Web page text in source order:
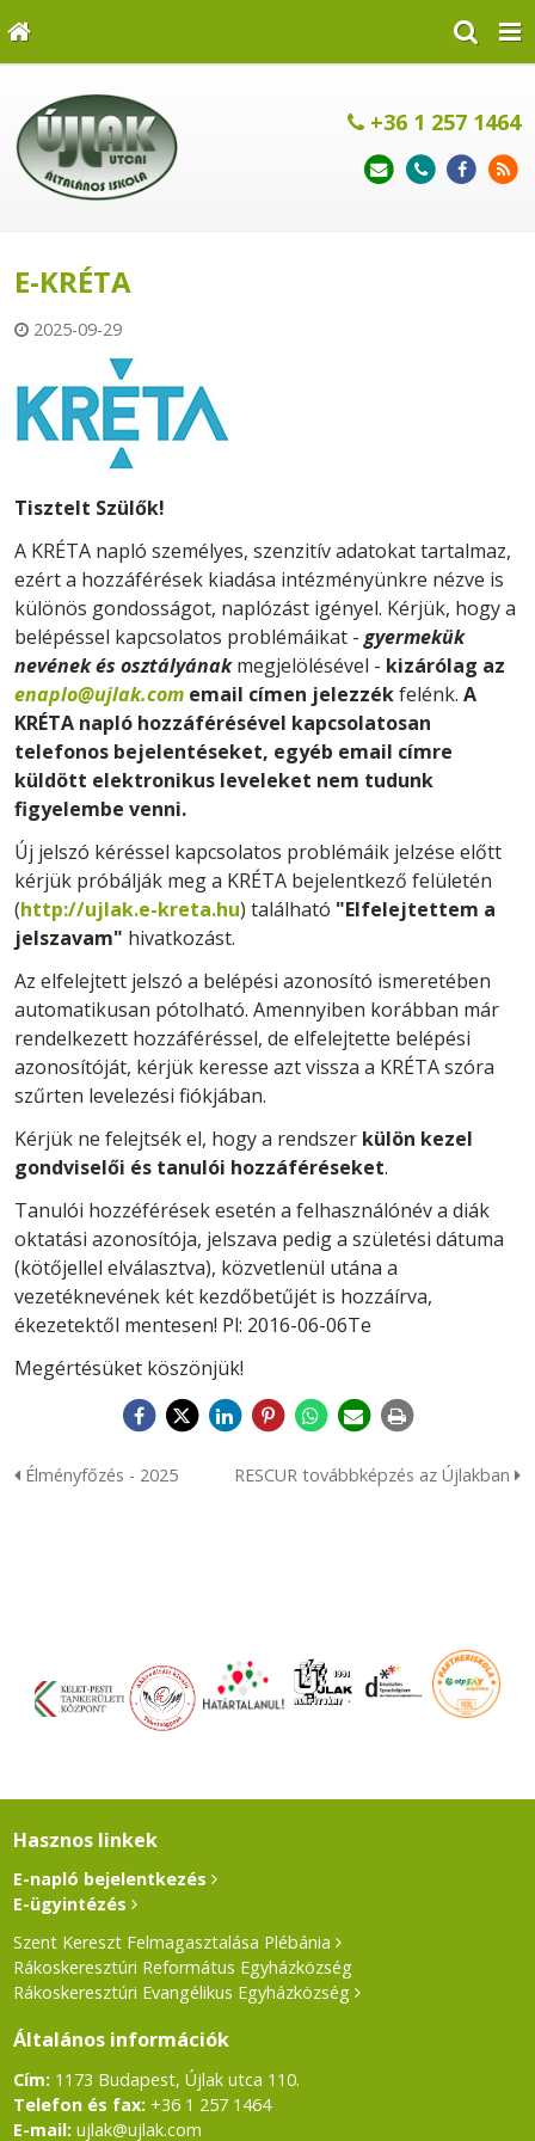
+36 1 257 1464
E-KRÉTA
2025-09-29
Tisztelt Szülők!
A KRÉTA napló személyes, szenzitív adatokat tartalmaz,
ezért a hozzáférések kiadása intézményünkre nézve is
különös gondosságot, naplózást igényel. Kérjük, hogy a
belépéssel kapcsolatos problémáikat - gyermekük
nevének és osztályánakmegjelölésével - kizárólag az
enaplo@ujlak.com email címen jelezzékfelénk. A
KRÉTA napló hozzáférésével kapcsolatosan
telefonos bejelentéseket, egyéb email címre
küldött elektronikus leveleket nem tudunk
figyelembe venni.
Új jelszó kéréssel kapcsolatos problémáik jelzése előtt
kérjük próbálják meg a KRÉTA bejelentkező felületén
(http://ujlak.e-kreta.hu) található "Elfelejtettem a
jelszavam" hivatkozást.
Az elfelejtett jelszó a belépési azonosító ismeretében
automatikusan pótolható. Amennyiben korábban már
rendelkezett hozzáféréssel, de elfelejtette belépési
azonosítóját, kérjük keresse azt vissza a KRÉTA szóra
szűrten levelezési fiókjában.
Kérjük ne felejtsék el, hogy a rendszer külön kezel
gondviselői és tanulói hozzáféréseket.
Tanulói hozzéférések esetén a felhasználónév a diák
oktatási azonosítója, jelszava pedig a születési dátuma
(kötőjellel elválasztva), közvetlenül utána a
vezetéknevének két kezdőbetűjét is hozzáírva,
ékezetektől mentesen! Pl: 2016-06-06Te
Megértésüket köszönjük!
Élményfőzés - 2025 RESCUR továbbképzés az Újlakban
Hasznos linkek
E-napló bejelentkezés
E-ügyintézés
Szent Kereszt Felmagasztalása Plébánia
Rákoskeresztúri Református Egyházközség
Rákoskeresztúri Evangélikus Egyházközség
Általános információk
Cím: 1173 Budapest, Újlak utca 110.
Telefon és fax: +36 1 257 1464
E-mail: ujlak@ujlak.com